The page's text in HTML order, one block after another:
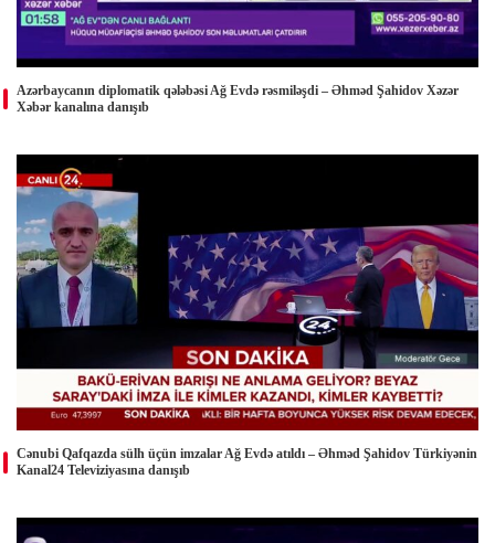
Azərbaycanın diplomatik qələbəsi Ağ Evdə rəsmiləşdi – Əhməd Şahidov Xəzər
Xəbər kanalına danışıb
Cənubi Qafqazda sülh üçün imzalar Ağ Evdə atıldı – Əhməd Şahidov Türkiyənin
Kanal24 Televiziyasına danışıb